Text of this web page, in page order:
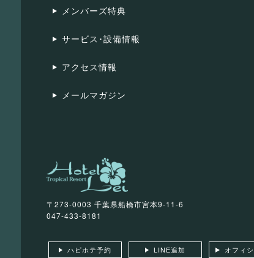
メンバーズ特典
サービス･設備情報
アクセス情報
メールマガジン
〒273-0003 千葉県船橋市宮本9-11-6
047-433-8181
ハピホテ予約 LINE追加 オフィ